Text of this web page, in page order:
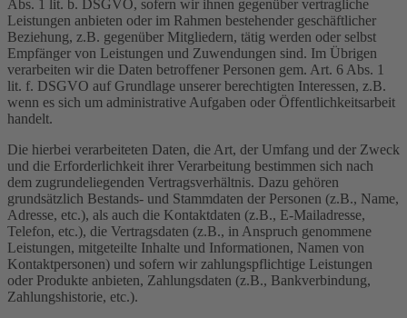
Abs. 1 lit. b. DSGVO, sofern wir ihnen gegenüber vertragliche
Leistungen anbieten oder im Rahmen bestehender geschäftlicher
Beziehung, z.B. gegenüber Mitgliedern, tätig werden oder selbst
Empfänger von Leistungen und Zuwendungen sind. Im Übrigen
verarbeiten wir die Daten betroffener Personen gem. Art. 6 Abs. 1
lit. f. DSGVO auf Grundlage unserer berechtigten Interessen, z.B.
wenn es sich um administrative Aufgaben oder Öffentlichkeitsarbeit
handelt.
Die hierbei verarbeiteten Daten, die Art, der Umfang und der Zweck
und die Erforderlichkeit ihrer Verarbeitung bestimmen sich nach
dem zugrundeliegenden Vertragsverhältnis. Dazu gehören
grundsätzlich Bestands- und Stammdaten der Personen (z.B., Name,
Adresse, etc.), als auch die Kontaktdaten (z.B., E-Mailadresse,
Telefon, etc.), die Vertragsdaten (z.B., in Anspruch genommene
Leistungen, mitgeteilte Inhalte und Informationen, Namen von
Kontaktpersonen) und sofern wir zahlungspflichtige Leistungen
oder Produkte anbieten, Zahlungsdaten (z.B., Bankverbindung,
Zahlungshistorie, etc.).